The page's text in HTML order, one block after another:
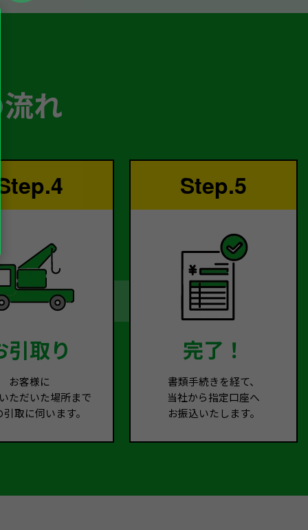
れ
引取り
お客様に
ただいた場所まで
取に伺います。
Step.5
完了！
書類手続きを経て、
当社から指定口座へ
お振込いたします。